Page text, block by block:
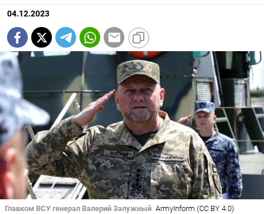
04.12.2023
Главком ВСУ генерал Валерий Залужный ArmyInform (CC BY 4.0)